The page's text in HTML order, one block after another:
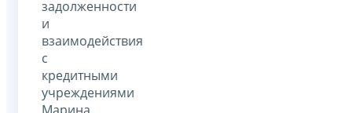
задолженности
и
взаимодействия
с
кредитными
учреждениями
Марина